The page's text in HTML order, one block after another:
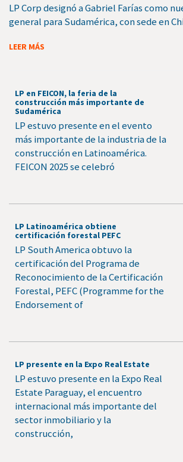
LP Corp designó a Gabriel Farías como
general para Sudamérica, con sede en
LEER MÁS
LP en FEICON, la feria de la
construcción más importante de
Sudamérica
LP estuvo presente en el evento
más importante de la industria de la
construcción en Latinoamérica.
FEICON 2025 se celebró
LP Latinoamérica obtiene
certificación forestal PEFC
LP South America obtuvo la
certificación del Programa de
Reconocimiento de la Certificación
Forestal, PEFC (Programme for the
Endorsement of
LP presente en la Expo Real Estate
LP estuvo presente en la Expo Real
Estate Paraguay, el encuentro
internacional más importante del
sector inmobiliario y la
construcción,